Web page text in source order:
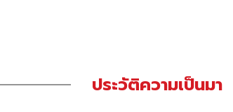
ประวัติความเป็นมา